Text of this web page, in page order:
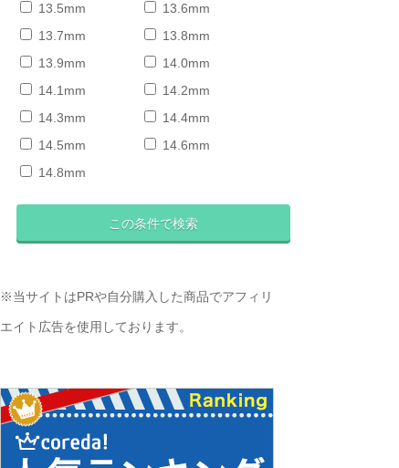
13.5mm
13.6mm
13.7mm
13.8mm
13.9mm
14.0mm
14.1mm
14.2mm
14.3mm
14.4mm
14.5mm
14.6mm
14.8mm
※当サイトはPRや自分購入した商品でアフィリ
エイト広告を使用しております。